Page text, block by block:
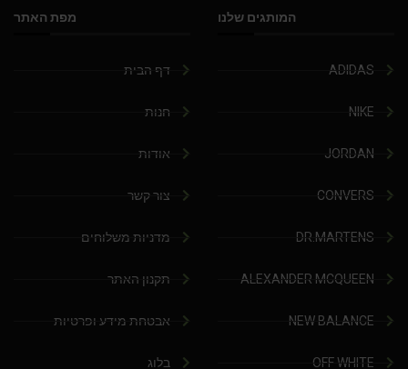
המותגים שלנו
ADIDAS
NIKE
JORDAN
CONVERS
DR.MARTENS
ALEXANDER MCQUEEN
NEW BALANCE
OFF WHITE
מפת האתר
דף הבית
חנות
אודות
צור קשר
מדניות משלוחים
תקנון האתר
אבטחת מידע ופרטיות
בלוג